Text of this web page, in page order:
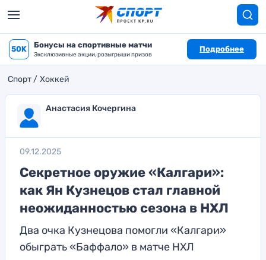
50K Бонусы на спортивные матчи
Эксклюзивные акции, розыгрыши призов
Подробнее
Спорт Хоккей
Анастасия Кочергина
09.12.2025
Секретное оружие «Калгари»:
как Ян Кузнецов стал главной
неожиданностью сезона в НХЛ
Два очка Кузнецова помогли «Калгари»
обыграть «Баффало» в матче НХЛ